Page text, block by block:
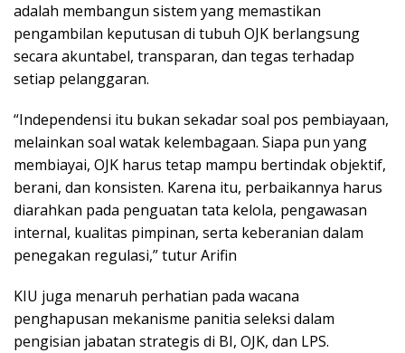
adalah membangun sistem yang memastikan
pengambilan keputusan di tubuh OJK berlangsung
secara akuntabel, transparan, dan tegas terhadap
setiap pelanggaran.
“Independensi itu bukan sekadar soal pos pembiayaan,
melainkan soal watak kelembagaan. Siapa pun yang
membiayai, OJK harus tetap mampu bertindak objektif,
berani, dan konsisten. Karena itu, perbaikannya harus
diarahkan pada penguatan tata kelola, pengawasan
internal, kualitas pimpinan, serta keberanian dalam
penegakan regulasi,” tutur Arifin
KIU juga menaruh perhatian pada wacana
penghapusan mekanisme panitia seleksi dalam
pengisian jabatan strategis di BI, OJK, dan LPS.